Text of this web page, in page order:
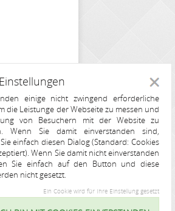
Kontakt
einige nicht zwingend erforderliche
die Leistunge der Webseite zu messen und
von Besuchern mit der Website zu
Wenn Sie damit einverstanden sind,
einfach diesen Dialog (Standard: Cookies
Wenn Sie damit nicht einverstanden
Sie einfach auf den Button und diese
nicht gesetzt.
Ein Cookie wird für Ihre Einstellung gesetzt